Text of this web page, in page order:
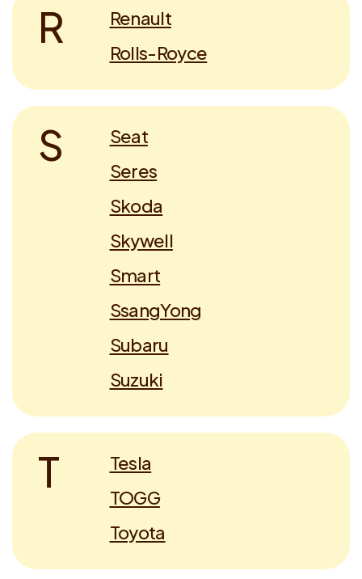
R
Renault
Rolls-Royce
S
Seat
Seres
Skoda
Skywell
Smart
SsangYong
Subaru
Suzuki
T
Tesla
TOGG
Toyota